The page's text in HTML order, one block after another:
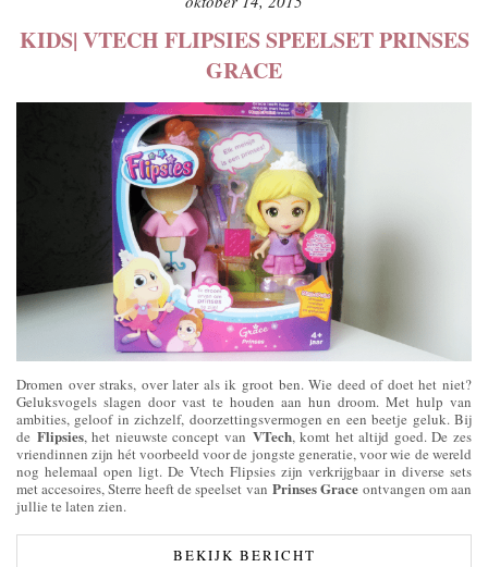
KIDS| VTECH FLIPSIES SPEELSET PRINSES
GRACE
Dromen over straks, over later als ik groot ben. Wie deed of doet het niet?
Geluksvogels slagen door vast te houden aan hun droom. Met hulp van
ambities, geloof in zichzelf, doorzettingsvermogen en een beetje geluk. Bij
de Flipsies, het nieuwste concept van VTech, komt het altijd goed. De zes
vriendinnen zijn hét voorbeeld voor de jongste generatie, voor wie de wereld
nog helemaal open ligt. De Vtech Flipsies zijn verkrijgbaar in diverse sets
met accesoires, Sterre heeft de speelset van Prinses Graceontvangen om aan
jullie te laten zien.
BEKIJK BERICHT